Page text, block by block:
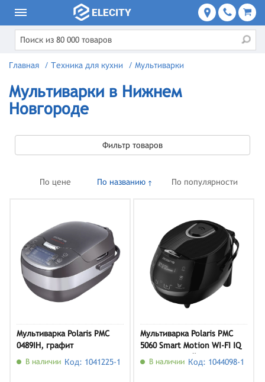
Главная / Техника для кухни / Мультиварки
Мультиварки в Нижнем
Новгороде
Фильтр товаров
По цене По названию По популярности
Мультиварка Polaris PMC
0489IH, графит
В наличии Код: 1041225-1
Мультиварка Polaris PMC
5060 Smart Motion WI-FI IQ
Home, черный
В наличии Код: 1044098-1